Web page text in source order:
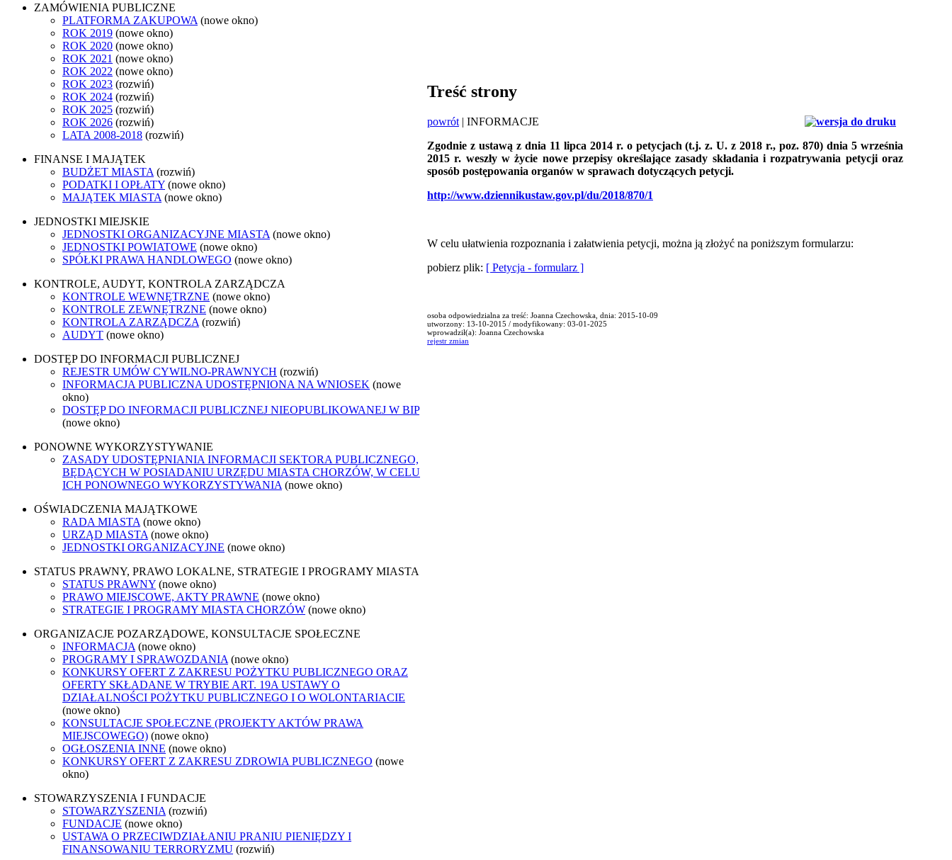
ZAMÓWIENIA PUBLICZNE
PLATFORMA ZAKUPOWA (nowe okno)
ROK 2019 (nowe okno)
ROK 2020 (nowe okno)
ROK 2021 (nowe okno)
ROK 2022 (nowe okno)
ROK 2023 (rozwiń)
ROK 2024 (rozwiń)
ROK 2025 (rozwiń)
ROK 2026 (rozwiń)
LATA 2008-2018 (rozwiń)
FINANSE I MAJĄTEK
BUDŻET MIASTA (rozwiń)
PODATKI I OPŁATY (nowe okno)
MAJĄTEK MIASTA (nowe okno)
JEDNOSTKI MIEJSKIE
JEDNOSTKI ORGANIZACYJNE MIASTA (nowe okno)
JEDNOSTKI POWIATOWE (nowe okno)
SPÓŁKI PRAWA HANDLOWEGO (nowe okno)
KONTROLE, AUDYT, KONTROLA ZARZĄDCZA
KONTROLE WEWNĘTRZNE (nowe okno)
KONTROLE ZEWNĘTRZNE (nowe okno)
KONTROLA ZARZĄDCZA (rozwiń)
AUDYT (nowe okno)
DOSTĘP DO INFORMACJI PUBLICZNEJ
REJESTR UMÓW CYWILNO-PRAWNYCH (rozwiń)
INFORMACJA PUBLICZNA UDOSTĘPNIONA NA WNIOSEK (nowe
okno)
DOSTĘP DO INFORMACJI PUBLICZNEJ NIEOPUBLIKOWANEJ W BIP
(nowe okno)
PONOWNE WYKORZYSTYWANIE
ZASADY UDOSTĘPNIANIA INFORMACJI SEKTORA PUBLICZNEGO,
BĘDĄCYCH W POSIADANIU URZĘDU MIASTA CHORZÓW, W CELU
ICH PONOWNEGO WYKORZYSTYWANIA (nowe okno)
OŚWIADCZENIA MAJĄTKOWE
RADA MIASTA (nowe okno)
URZĄD MIASTA (nowe okno)
JEDNOSTKI ORGANIZACYJNE (nowe okno)
STATUS PRAWNY, PRAWO LOKALNE, STRATEGIE I PROGRAMY MIASTA
STATUS PRAWNY (nowe okno)
PRAWO MIEJSCOWE, AKTY PRAWNE (nowe okno)
STRATEGIE I PROGRAMY MIASTA CHORZÓW (nowe okno)
ORGANIZACJE POZARZĄDOWE, KONSULTACJE SPOŁECZNE
INFORMACJA (nowe okno)
PROGRAMY I SPRAWOZDANIA (nowe okno)
KONKURSY OFERT Z ZAKRESU POŻYTKU PUBLICZNEGO ORAZ
OFERTY SKŁADANE W TRYBIE ART. 19A USTAWY O
DZIAŁALNOŚCI POŻYTKU PUBLICZNEGO I O WOLONTARIACIE
(nowe okno)
KONSULTACJE SPOŁECZNE (PROJEKTY AKTÓW PRAWA
MIEJSCOWEGO) (nowe okno)
OGŁOSZENIA INNE (nowe okno)
KONKURSY OFERT Z ZAKRESU ZDROWIA PUBLICZNEGO (nowe
okno)
STOWARZYSZENIA I FUNDACJE
STOWARZYSZENIA (rozwiń)
FUNDACJE (nowe okno)
USTAWA O PRZECIWDZIAŁANIU PRANIU PIENIĘDZY I
FINANSOWANIU TERRORYZMU (rozwiń)
Treść strony
powrót | INFORMACJE
Zgodnie z ustawą z dnia 11 lipca 2014 r. o petycjach (t.j. z. U. z 2018 r., poz. 870) dnia 5 września
2015 r. weszły w życie nowe przepisy określające zasady składania i rozpatrywania petycji oraz
sposób postępowania organów w sprawach dotyczących petycji.
http://www.dziennikustaw.gov.pl/du/2018/870/1
W celu ułatwienia rozpoznania i załatwienia petycji, można ją złożyć na poniższym formularzu:
pobierz plik: [ Petycja - formularz ]
osoba odpowiedzialna za treść: Joanna Czechowska, dnia: 2015-10-09
utworzony: 13-10-2015 / modyfikowany: 03-01-2025
wprowadził(a): Joanna Czechowska
rejestr zmian